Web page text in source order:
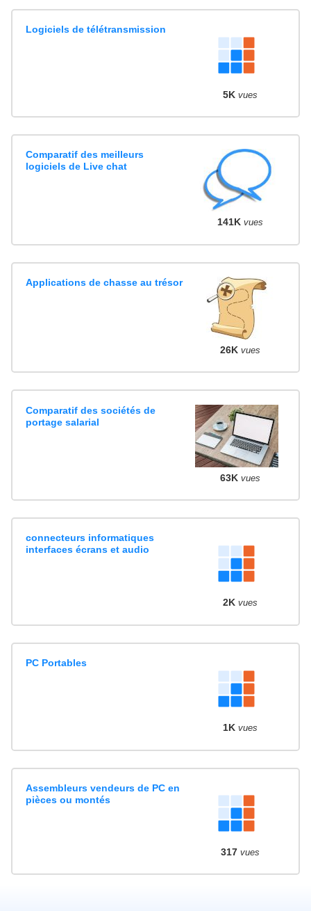
Logiciels de télétransmission
5K vues
Comparatif des meilleurs
logiciels de Live chat
141K vues
Applications de chasse au trésor
26K vues
Comparatif des sociétés de
portage salarial
63K vues
connecteurs informatiques
interfaces écrans et audio
2K vues
PC Portables
1K vues
Assembleurs vendeurs de PC en
pièces ou montés
317 vues